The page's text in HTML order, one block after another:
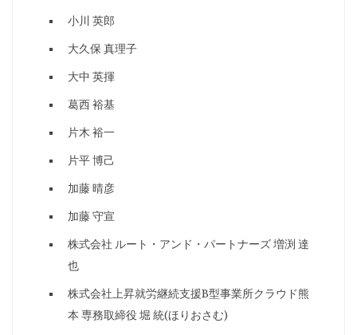
小川 英郎
大久保 真理子
大中 英揮
葛西 裕基
片木 裕一
片平 博己
加藤 晴彦
加藤 守宣
株式会社 ルート・アンド・パートナーズ 増渕 達
也
株式会社上昇就労継続支援B型事業所クラウド熊
本 専務取締役 堀 統(ほりおさむ)